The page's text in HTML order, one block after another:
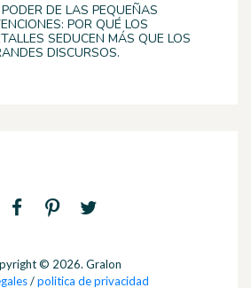
DE LAS PEQUEÑAS
POR QUÉ LOS
SEDUCEN MÁS QUE LOS
DISCURSOS.
© 2026. Gralon
/politica de privacidad